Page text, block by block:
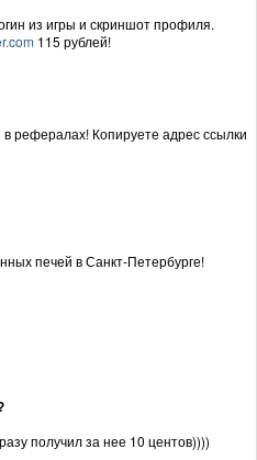
из игры и скриншот профиля.
115 рублей!
рефералах! Копируете адрес ссылки
печей в Санкт-Петербурге!
получил за нее 10 центов))))